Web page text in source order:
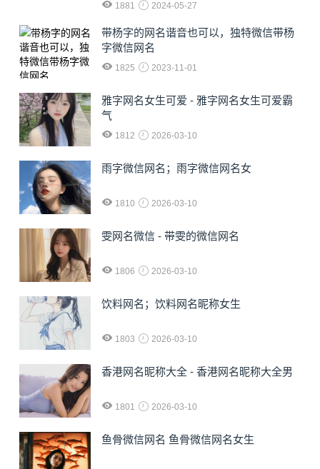
1881 2024-05-27
​带杨字的网名谐音也可以，独特微信带杨
字微信网名
1825 2023-11-01
雅字网名女生可爱 - 雅字网名女生可爱霸
气
1812 2026-03-10
雨字微信网名；雨字微信网名女
1810 2026-03-10
雯网名微信 - 带雯的微信网名
1806 2026-03-10
饮料网名；饮料网名昵称女生
1803 2026-03-10
香港网名昵称大全 - 香港网名昵称大全男
1801 2026-03-10
鱼骨微信网名 鱼骨微信网名女生